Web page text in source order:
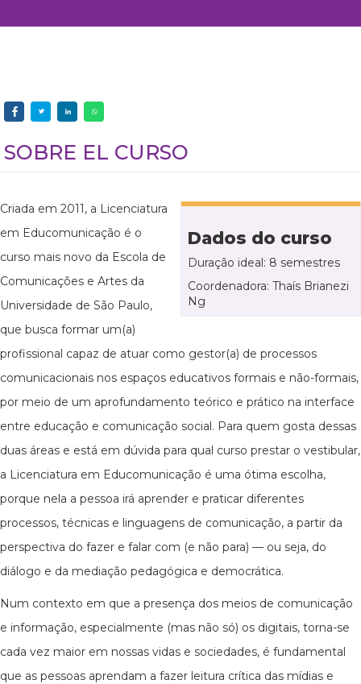
SOBRE EL CURSO
Dados do curso
Duração ideal: 8 semestres
Coordenadora: Thaís Brianezi
Ng
Criada em 2011, a Licenciatura
em Educomunicação é o
curso mais novo da Escola de
Comunicações e Artes da
Universidade de São Paulo,
que busca formar um(a)
profissional capaz de atuar como gestor(a) de processos
comunicacionais nos espaços educativos formais e não-formais,
por meio de um aprofundamento teórico e prático na interface
entre educação e comunicação social. Para quem gosta dessas
duas áreas e está em dúvida para qual curso prestar o vestibular,
a Licenciatura em Educomunicação é uma ótima escolha,
porque nela a pessoa irá aprender e praticar diferentes
processos, técnicas e linguagens de comunicação, a partir da
perspectiva do fazer e falar com (e não para) — ou seja, do
diálogo e da mediação pedagógica e democrática.
Num contexto em que a presença dos meios de comunicação
e informação, especialmente (mas não só) os digitais, torna-se
cada vez maior em nossas vidas e sociedades, é fundamental
que as pessoas aprendam a fazer leitura crítica das mídias e